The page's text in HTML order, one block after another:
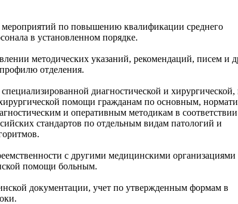
мероприятий по повышению квалификации среднего
в установленном порядке.
методических указаний, рекомендаций, писем и
отделения.
диагностической и хирургической,
помощи гражданам по основным,
и оперативным методикам в
стандартов по отдельным видам патологий и
с другими медицинскими организациями
помощи больным.
документации, учет по утвержденным формам в